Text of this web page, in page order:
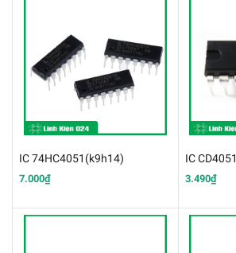
IC 74HC4051(k9h14)
7.000₫
IC CD4051
3.490₫